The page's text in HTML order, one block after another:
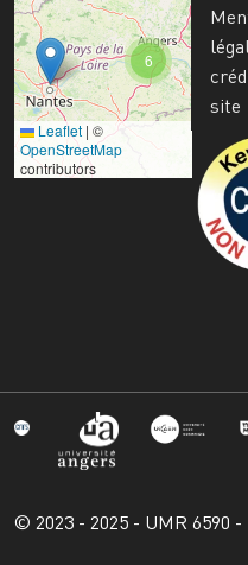
6
Leaflet | ©
OpenStreetMap
contributors
site
Image
© 2023 - 2025 - UMR 6590